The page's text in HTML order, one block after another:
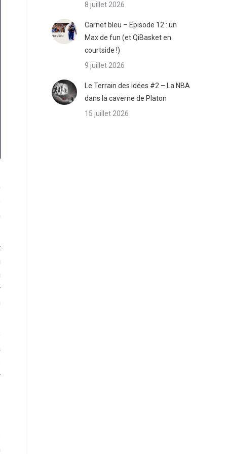
8 juillet 2026
Carnet bleu – Episode 12 : un
Max de fun (et QiBasket en
courtside !)
9 juillet 2026
Le Terrain des Idées #2 – La NBA
dans la caverne de Platon
15 juillet 2026